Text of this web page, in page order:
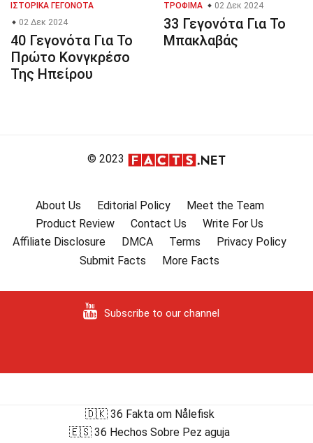
ΙΣΤΟΡΙΚΆ ΓΕΓΟΝΌΤΑ
02 Δεκ 2024
40 Γεγονότα Για Το
Πρώτο Κονγκρέσο
Της Ηπείρου
ΤΡΌΦΙΜΑ 02 Δεκ 2024
33 Γεγονότα Για Το
Μπακλαβάς
© 2023
About Us Editorial Policy
Meet the Team
Product Review
Contact Us
Write For Us
Affiliate Disclosure
DMCA Terms
Privacy Policy
Submit Facts
More Facts
Subscribe to our channel
🇩🇰 36 Fakta om Nålefisk
🇪🇸 36 Hechos Sobre Pez aguja